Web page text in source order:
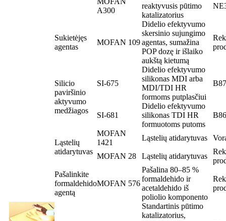
A300
reaktyvusis pūtimo
katalizatorius
Sukietėjęs
agentas
MOFAN 109
Didelio efektyvumo
skersinio sujungimo
agentas, sumažina
POP dozę ir išlaiko
aukštą kietumą
Silicio
paviršinio
aktyvumo
medžiagos
SI-675
Didelio efektyvumo
silikonas MDI arba
MDI/TDI HR
formoms putplasčiui
SI-681
Didelio efektyvumo
silikonas TDI HR
formuotoms putoms
Ląstelių
atidarytuvas
MOFAN
1421
Ląstelių atidarytuvas
MOFAN 28 Ląstelių atidarytuvas
Pašalinkite
formaldehido
agentą
MOFAN 576
Pašalina 80–85 %
formaldehido ir
acetaldehido iš
poliolio komponento
Standartinis pūtimo
katalizatorius,